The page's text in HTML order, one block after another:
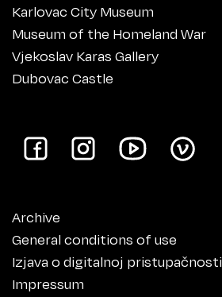
Karlovac City Museum
Museum of the Homeland War
Vjekoslav Karas Gallery
Dubovac Castle
Archive
General conditions of use
Izjava o digitalnoj pristupačnosti
Impressum